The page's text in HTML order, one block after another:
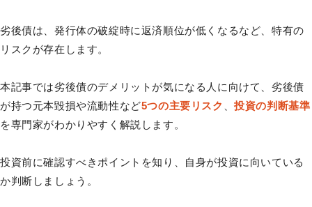
劣後債は、発行体の破綻時に返済順位が低くなるなど、特有の
リスクが存在します。
本記事では劣後債のデメリットが気になる人に向けて、劣後債
が持つ元本毀損や流動性など5つの主要リスク 、投資の判断基準
を専門家がわかりやすく解説します。
投資前に確認すべきポイントを知り、自身が投資に向いている
か判断しましょう。